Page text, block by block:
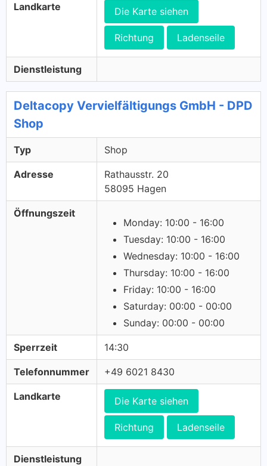
Landkarte Die Karte siehen
Richtung Ladenseile
Dienstleistung
Deltacopy Vervielfältigungs GmbH - DPD
Shop
Typ Shop
Adresse
Rathausstr. 20
58095 Hagen
Öffnungszeit
Monday: 10:00 - 16:00
Tuesday: 10:00 - 16:00
Wednesday: 10:00 - 16:00
Thursday: 10:00 - 16:00
Friday: 10:00 - 16:00
Saturday: 00:00 - 00:00
Sunday: 00:00 - 00:00
Sperrzeit 14:30
Telefonnummer +49 6021 8430
Landkarte Die Karte siehen
Richtung Ladenseile
Dienstleistung